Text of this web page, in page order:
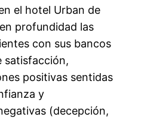
el hotel Urban de
profundidad las
con sus bancos
satisfacción,
positivas sentidas
y
(decepción,